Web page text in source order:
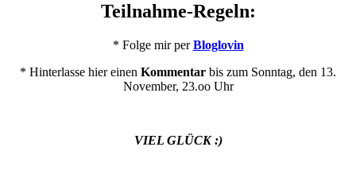
Teilnahme-Regeln:
* Folge mir perBloglovin
* Hinterlasse hier einen Kommentar bis zum Sonntag, den 13.
November, 23.oo Uhr
VIEL GLÜCK :)